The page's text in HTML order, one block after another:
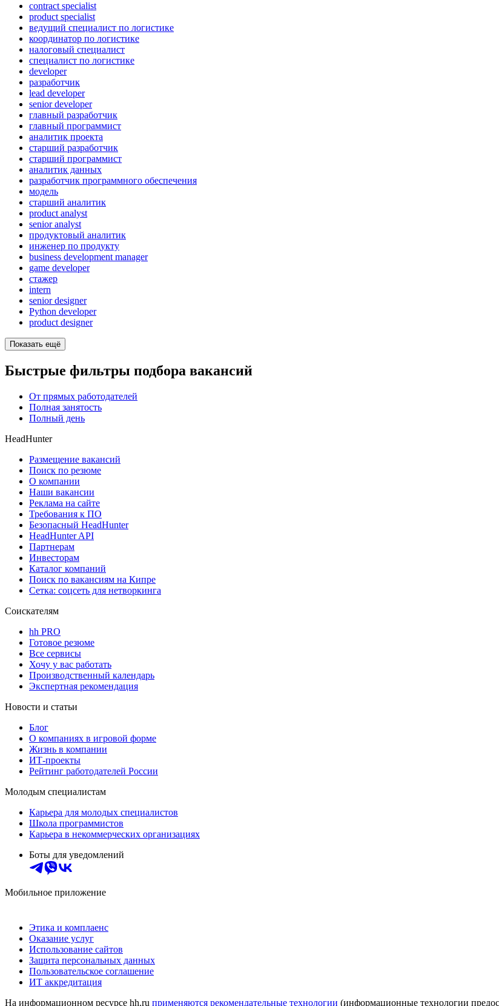
contract specialist
product specialist
ведущий специалист по логистике
координатор по логистике
налоговый специалист
специалист по логистике
developer
разработчик
lead developer
senior developer
главный разработчик
главный программист
аналитик проекта
старший разработчик
старший программист
аналитик данных
разработчик программного обеспечения
модель
старший аналитик
product analyst
senior analyst
продуктовый аналитик
инженер по продукту
business development manager
game developer
стажер
intern
senior designer
Python developer
product designer
Показать ещё
Быстрые фильтры подбора вакансий
От прямых работодателей
Полная занятость
Полный день
HeadHunter
Размещение вакансий
Поиск по резюме
О компании
Наши вакансии
Реклама на сайте
Требования к ПО
Безопасный HeadHunter
HeadHunter API
Партнерам
Инвесторам
Каталог компаний
Поиск по вакансиям на Кипре
Сетка: соцсеть для нетворкинга
Соискателям
hh PRO
Готовое резюме
Все сервисы
Хочу у вас работать
Производственный календарь
Экспертная рекомендация
Новости и статьи
Блог
О компаниях в игровой форме
Жизнь в компании
ИТ-проекты
Рейтинг работодателей России
Молодым специалистам
Карьера для молодых специалистов
Школа программистов
Карьера в некоммерческих организациях
Боты для уведомлений
Мобильное приложение
Этика и комплаенс
Оказание услуг
Использование сайтов
Защита персональных данных
Пользовательское соглашение
ИТ аккредитация
На информационном ресурсе hh.ru применяются рекомендательные технологии (информационные технологии